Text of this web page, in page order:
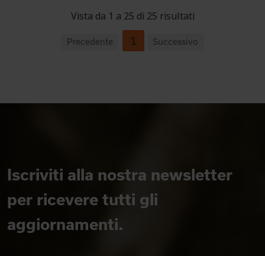
Vista da 1 a 25 di 25 risultati
Precedente 1 Successivo
Iscriviti alla nostra newsletter
per ricevere tutti gli
aggiornamenti.